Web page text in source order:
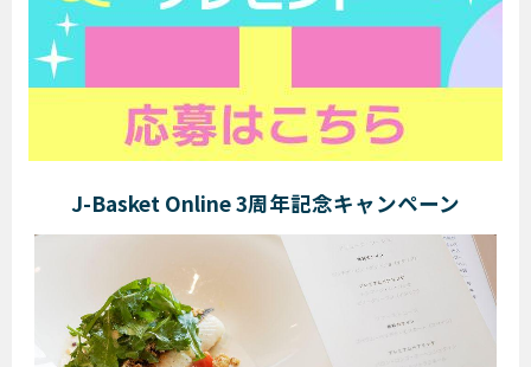
J-Basket Online 3周年記念キャンペーン